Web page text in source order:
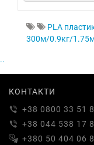
PLA
300м/0.9кг/
..
КОНТАКТИ
+38 0800 33 51
+38 044 538 17
+380 50 404 06